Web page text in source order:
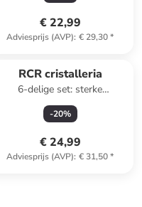
€ 22,99
Adviesprijs (AVP): € 29,30*
RCR cristalleria
6-delige set: sterke
drankglazen "Invino" - 110 ml
-20%
€ 24,99
Adviesprijs (AVP): € 31,50*